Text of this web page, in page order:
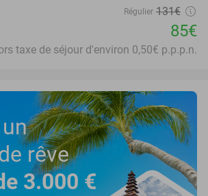
Régulier 131€
85€
taxe de séjour d'environ 0,50€ p.p.p.n.
rêve
3.000 €